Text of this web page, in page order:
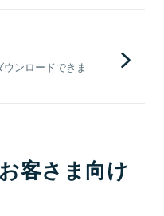
ンロードできま
客さま向け